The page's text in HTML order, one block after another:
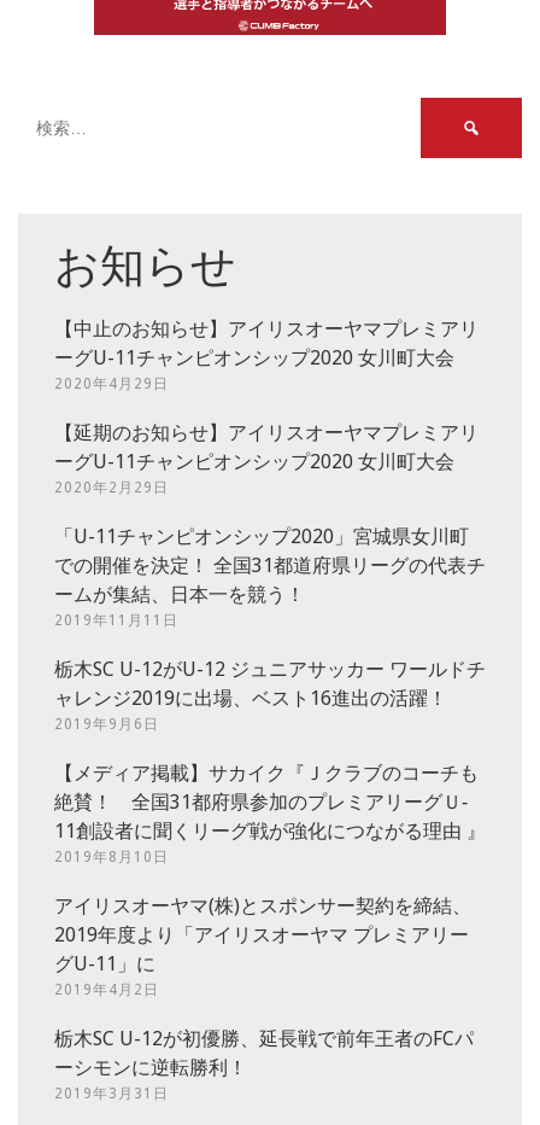
お知らせ
【中止のお知らせ】アイリスオーヤマプレミアリ
ーグU-11チャンピオンシップ2020 女川町大会
2020年4月29日
【延期のお知らせ】アイリスオーヤマプレミアリ
ーグU-11チャンピオンシップ2020 女川町大会
2020年2月29日
「U-11チャンピオンシップ2020」宮城県女川町
での開催を決定！ 全国31都道府県リーグの代表チ
ームが集結、日本一を競う！
2019年11月11日
栃木SC U-12がU-12 ジュニアサッカー ワールドチ
ャレンジ2019に出場、ベスト16進出の活躍！
2019年9月6日
【メディア掲載】サカイク『Ｊクラブのコーチも
絶賛！ 全国31都府県参加のプレミアリーグＵ‐
11創設者に聞くリーグ戦が強化につながる理由 』
2019年8月10日
アイリスオーヤマ(株)とスポンサー契約を締結、
2019年度より「アイリスオーヤマ プレミアリー
グU-11」に
2019年4月2日
栃木SC U-12が初優勝、延長戦で前年王者のFCパ
ーシモンに逆転勝利！
2019年3月31日